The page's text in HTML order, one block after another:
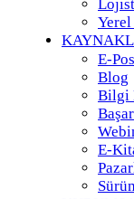
E-
Blog
Bilgi
E-